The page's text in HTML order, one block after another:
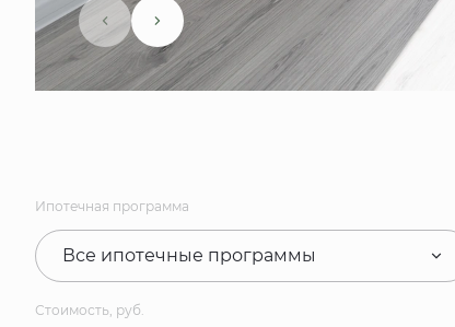
Ипотечная программа
Все ипотечные программы
Стоимость, руб.